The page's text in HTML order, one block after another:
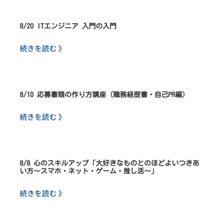
8/20 ITエンジニア 入門の入門
続きを読む 》
8/10 応募書類の作り方講座（職務経歴書・自己PR編）
続きを読む 》
8/8 心のスキルアップ「大好きなものとのほどよいつきあ
い方～スマホ・ネット・ゲーム・推し活～」
続きを読む 》